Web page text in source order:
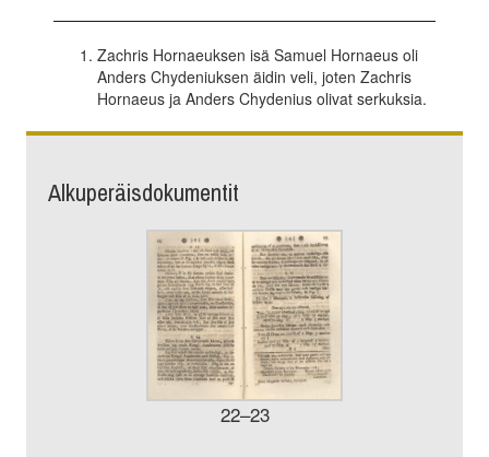
Zachris Hornaeuksen isä Samuel Hornaeus oli
Anders Chydeniuksen äidin veli, joten Zachris
Hornaeus ja Anders Chydenius olivat serkuksia.
Alkuperäisdokumentit
22–23